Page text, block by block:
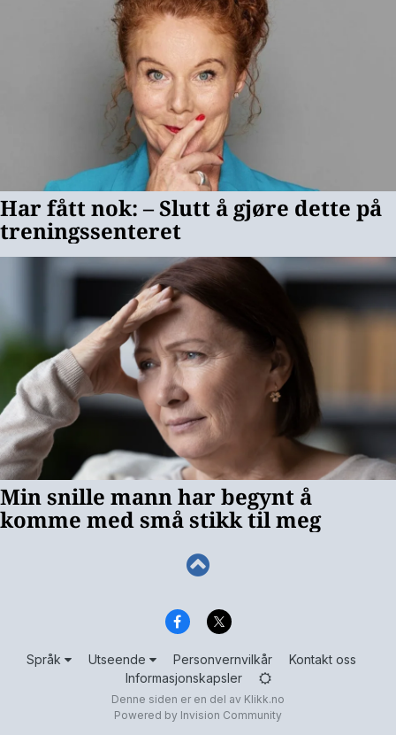
Språk Utseende Personvernvilkår
Kontakt oss
Informasjonskapsler
Denne siden er en del av Klikk.no
Powered by Invision Community